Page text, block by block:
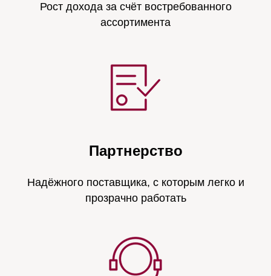
Рост дохода за счёт востребованного
ассортимента
Партнерство
Надёжного поставщика, с которым легко и
прозрачно работать